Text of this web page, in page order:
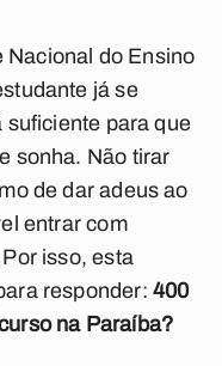
Nacional do Ensino
já se
suficiente para que
sonha. Não tirar
de dar adeus ao
entrar com
isso, esta
responder: 400
na Paraíba?